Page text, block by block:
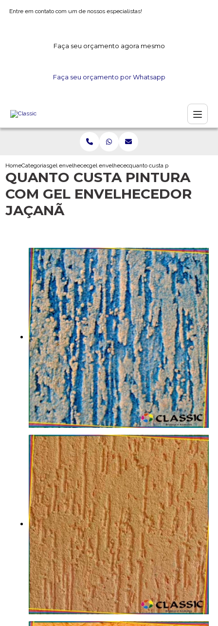
Entre em contato com um de nossos especialistas!
Faça seu orçamento agora mesmo
Faça seu orçamento por Whatsapp
HomeCategoriasgel envelhecedorgel envelhecedor para madeira
quanto custa pintura com gel
QUANTO CUSTA PINTURA
COM GEL ENVELHECEDOR
JAÇANÃ